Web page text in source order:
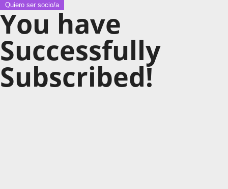
Quiero ser socio/a
You have
Successfully
Subscribed!